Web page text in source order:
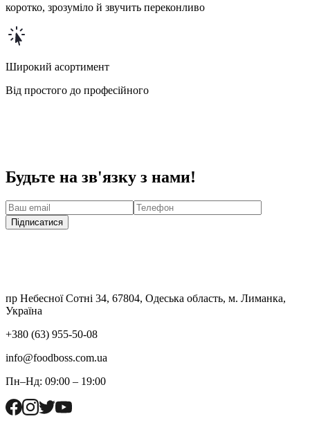
коротко, зрозуміло й звучить переконливо
Широкий асортимент
Від простого до професійного
Будьте на зв'язку з нами!
Підписатися
пр Небесної Сотні 34, 67804, Одеська область, м. Лиманка,
Україна
+380 (63) 955-50-08
info@foodboss.com.ua
Пн–Нд: 09:00 – 19:00